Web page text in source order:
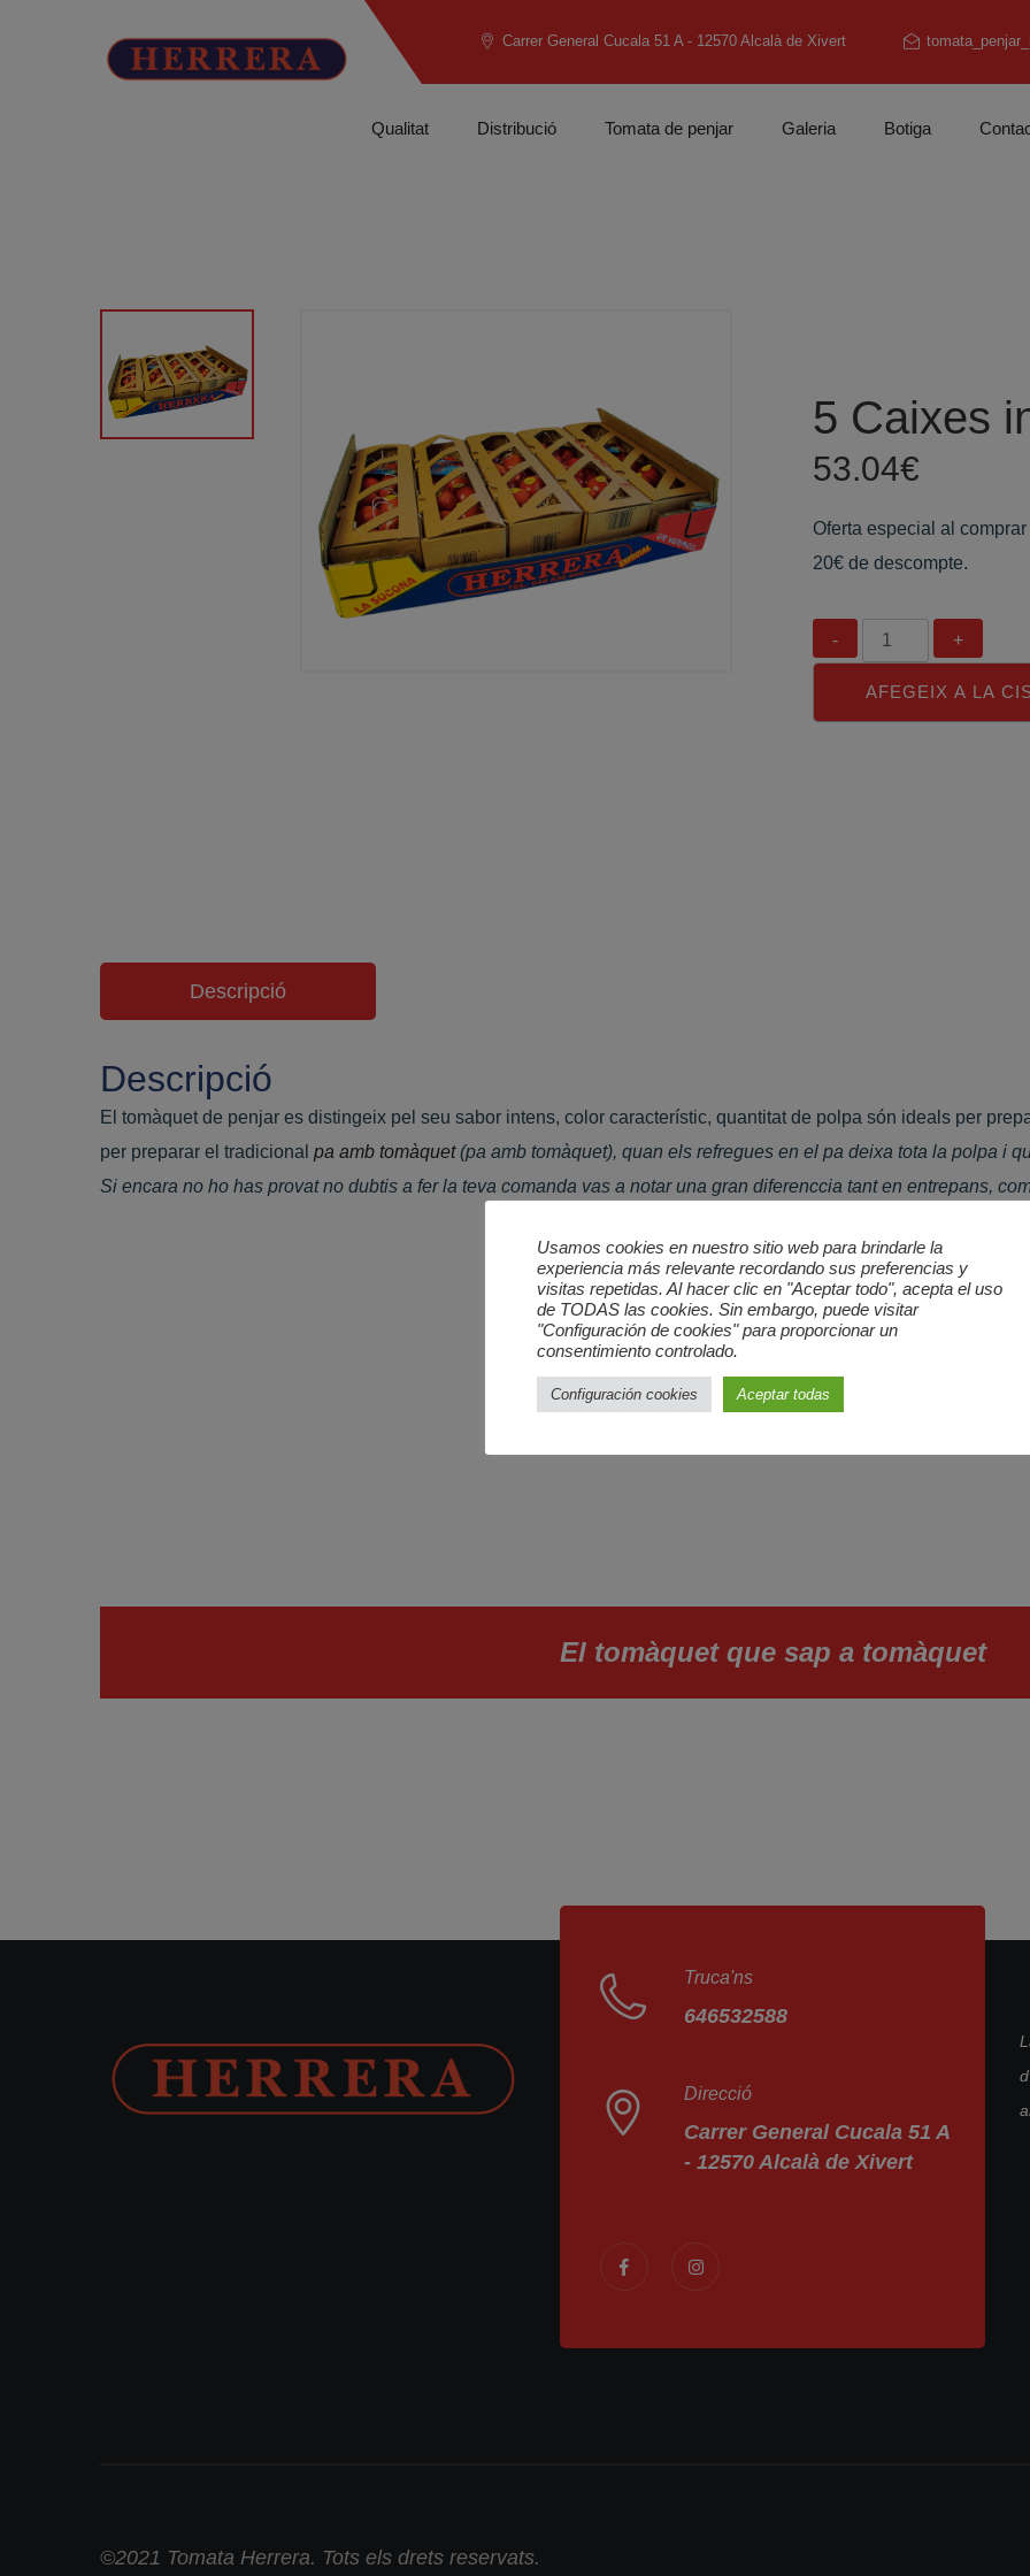
Carrer General Cucala 51 A - 12570 Alcalà de Xivert
Qualitat Distribució Tomata de penjar Galeria Botiga
5 Caixes
53.04€
Oferta especial al
20€ de descompte.
Quantitat
AFEGEIX A LA
Descripció
Descripció
El tomàquet de penjar es distingeix pel seu sabor intens, color característic, quantitat de polpa són ideals per
per preparar el tradicional pa amb tomàquet(pa amb tomàquet), quan els refregues en el pa deixa tota la polpa i
Si encara no ho has provat no dubtis a fer la teva comanda vas a notar una gran diferenccia tant en entrepans,
El tomàquet que sap a tomàquet
Truca'ns
646532588
Direcció
Carrer General Cucala 51 A
- 12570 Alcalà de Xivert
©2021 Tomata Herrera. Tots els drets reservats.
Usamos cookies en nuestro sitio web para brindarle la
experiencia más relevante recordando sus preferencias y
visitas repetidas. Al hacer clic en "Aceptar todo", acepta el uso
de TODAS las cookies. Sin embargo, puede visitar
"Configuración de cookies" para proporcionar un
consentimiento controlado.
Configuración cookies Aceptar todas